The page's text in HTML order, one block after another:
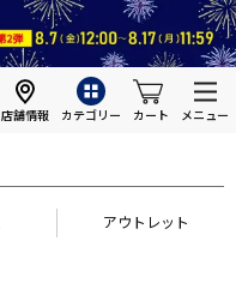
店舗情報 カテゴリー カート メニュー
アウトレット